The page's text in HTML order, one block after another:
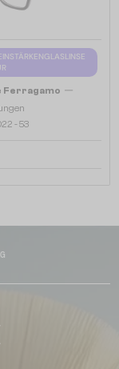
Ferragamo —
- 53